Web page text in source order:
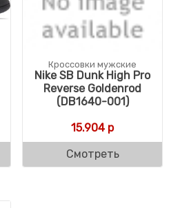
Кроссовки мужские
Nike SB Dunk High Pro
Reverse Goldenrod
(DB1640-001)
15.904р
Смотреть